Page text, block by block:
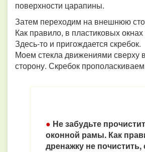
поверхности царапины.
Затем переходим на внешнюю
Как правило, в пластиковых
Здесь-то и пригождается скребок.
Моем стекла движениями сверху
сторону. Скребок
● Не забудьте
оконной рамы. Как
дренажку не